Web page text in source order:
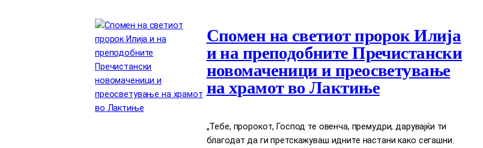
Спомен на светиот пророк Илија
и на преподобните Пречистански
новомаченици и преосветување
на храмот во Лактиње
„Тебе, пророкот, Господ те овенча, премудри, дарувајќи ти
благодат да ги претскажуваш идните настани како сегашни.